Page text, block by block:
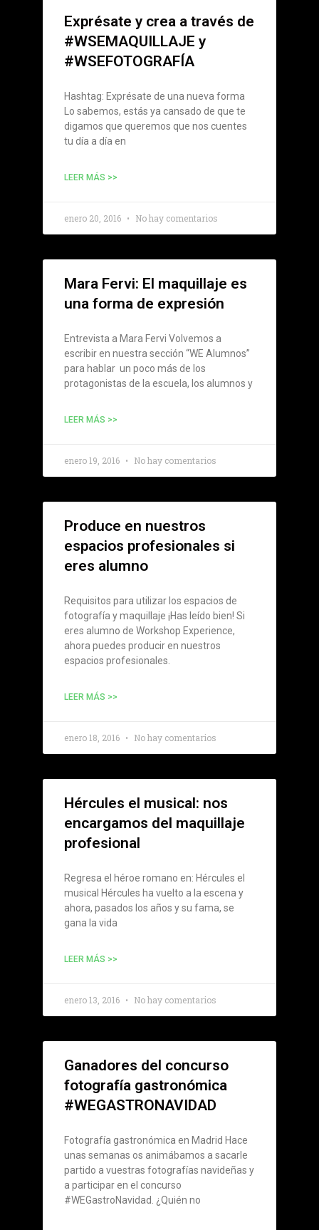
Exprésate y crea a través de
#WSEMAQUILLAJE y
#WSEFOTOGRAFÍA
Hashtag: Exprésate de una nueva forma
Lo sabemos, estás ya cansado de que te
digamos que queremos que nos cuentes
tu día a día en
LEER MÁS >>
enero 20, 2016 No hay comentarios
Mara Fervi: El maquillaje es
una forma de expresión
Entrevista a Mara Fervi Volvemos a
escribir en nuestra sección “WE Alumnos”
para hablar un poco más de los
protagonistas de la escuela, los alumnos y
LEER MÁS >>
enero 19, 2016 No hay comentarios
Produce en nuestros
espacios profesionales si
eres alumno
Requisitos para utilizar los espacios de
fotografía y maquillaje ¡Has leído bien! Si
eres alumno de Workshop Experience,
ahora puedes producir en nuestros
espacios profesionales.
LEER MÁS >>
enero 18, 2016 No hay comentarios
Hércules el musical: nos
encargamos del maquillaje
profesional
Regresa el héroe romano en: Hércules el
musical Hércules ha vuelto a la escena y
ahora, pasados los años y su fama, se
gana la vida
LEER MÁS >>
enero 13, 2016 No hay comentarios
Ganadores del concurso
fotografía gastronómica
#WEGASTRONAVIDAD
Fotografía gastronómica en Madrid Hace
unas semanas os animábamos a sacarle
partido a vuestras fotografías navideñas y
a participar en el concurso
#WEGastroNavidad. ¿Quién no